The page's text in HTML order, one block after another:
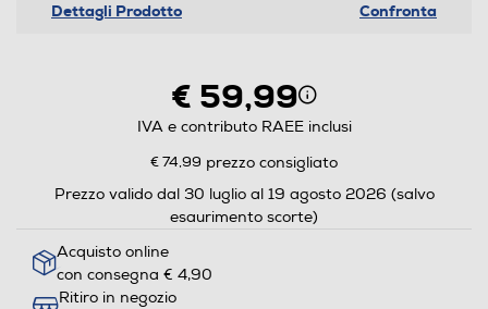
Dettagli Prodotto Confronta
€ 59,99
IVA e contributo RAEE inclusi
€ 74,99 prezzo consigliato
Prezzo valido dal 30 luglio al 19 agosto 2026 (salvo
esaurimento scorte)
Acquisto online
con consegna € 4,90
Ritiro in negozio